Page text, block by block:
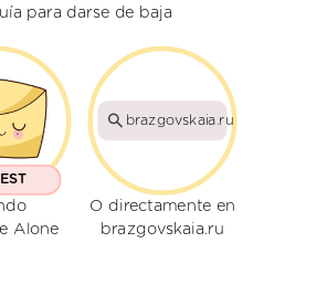
para darse de baja
Alone
brazgovskaia.ru
O directamente en
brazgovskaia.ru